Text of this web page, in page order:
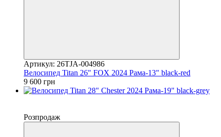
Артикул: 26TJA-004986
Велосипед Titan 26" FOX 2024 Рама-13" black-red
9 600 грн
Розпродаж